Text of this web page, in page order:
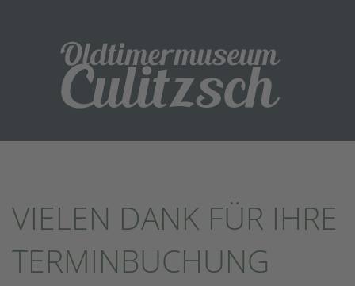
VIELEN DANK FÜR IHRE
TERMINBUCHUNG